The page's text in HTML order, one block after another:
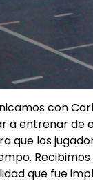
con
a entrenar de
que los
que fue